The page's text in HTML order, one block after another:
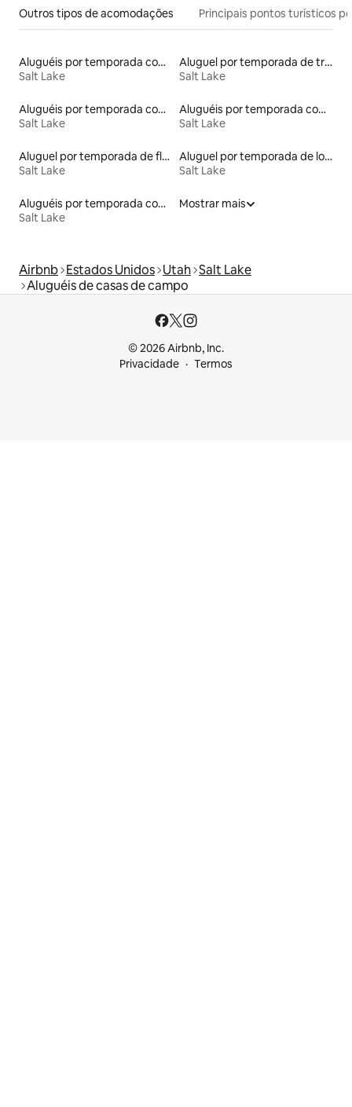
Outros tipos de acomodações Principais pontos turísticos
Aluguéis por temporada com café da manhã
Salt Lake
Aluguel por temporada de trailers
Salt Lake
Aluguéis por temporada com sauna
Salt Lake
Aluguéis por temporada com cama de altura acessível
Salt Lake
Aluguel por temporada de flats
Salt Lake
Aluguel por temporada de lofts
Salt Lake
Aluguéis por temporada com suítes privativas
Salt Lake
Mostrar mais
Airbnb Estados Unidos Utah Salt Lake
Aluguéis de casas de campo
© 2026 Airbnb, Inc.
Privacidade
Termos